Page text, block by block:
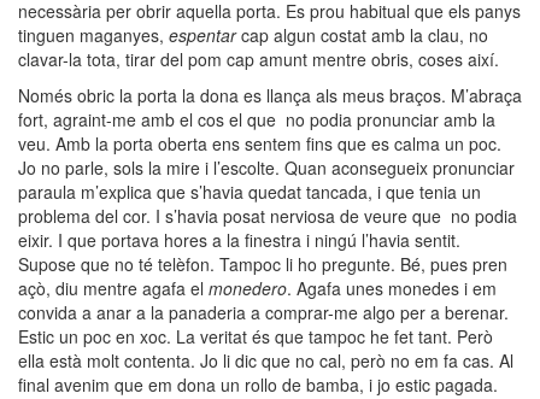
necessària per obrir aquella porta. Es prou habitual que els panys
tinguen maganyes, espentarcap algun costat amb la clau, no
clavar-la tota, tirar del pom cap amunt mentre obris, coses així.
Només obric la porta la dona es llança als meus braços. M’abraça
fort, agraint-me amb el cos el que no podia pronunciar amb la
veu. Amb la porta oberta ens sentem fins que es calma un poc.
Jo no parle, sols la mire i l’escolte. Quan aconsegueix pronunciar
paraula m’explica que s’havia quedat tancada, i que tenia un
problema del cor. I s’havia posat nerviosa de veure que no podia
eixir. I que portava hores a la finestra i ningú l’havia sentit.
Supose que no té telèfon. Tampoc li ho pregunte. Bé, pues pren
açò, diu mentre agafa el monedero. Agafa unes monedes i em
convida a anar a la panaderia a comprar-me algo per a berenar.
Estic un poc en xoc. La veritat és que tampoc he fet tant. Però
ella està molt contenta. Jo li dic que no cal, però no em fa cas. Al
final avenim que em dona un rollo de bamba, i jo estic pagada.